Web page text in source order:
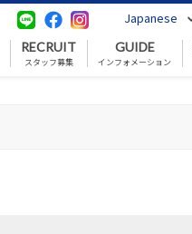
Japanese
RECRUIT
スタッフ募集
GUIDE
インフォメーション